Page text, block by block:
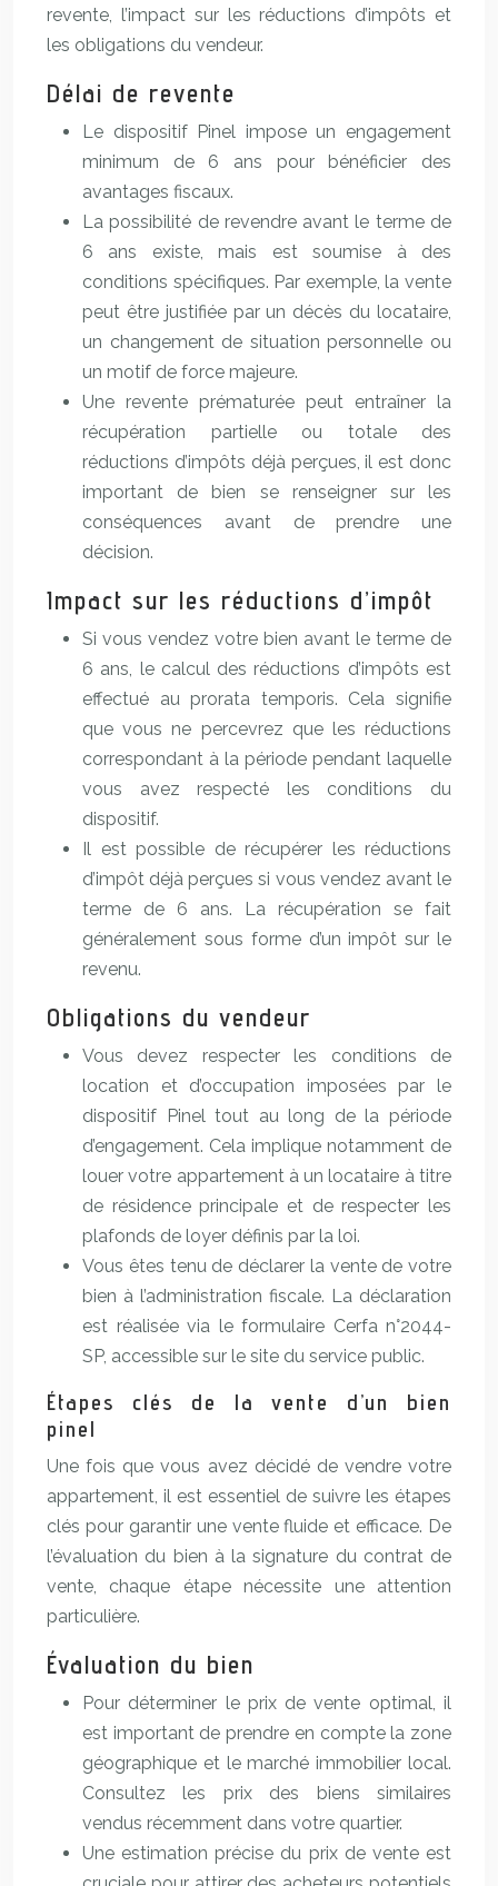
revente, l’impact sur les réductions d’impôts et
les obligations du vendeur.
Délai de revente
Le dispositif Pinel impose un engagement
minimum de 6 ans pour bénéficier des
avantages fiscaux.
La possibilité de revendre avant le terme de
6 ans existe, mais est soumise à des
conditions spécifiques. Par exemple, la vente
peut être justifiée par un décès du locataire,
un changement de situation personnelle ou
un motif de force majeure.
Une revente prématurée peut entraîner la
récupération partielle ou totale des
réductions d’impôts déjà perçues, il est donc
important de bien se renseigner sur les
conséquences avant de prendre une
décision.
Impact sur les réductions d’impôt
Si vous vendez votre bien avant le terme de
6 ans, le calcul des réductions d’impôts est
effectué au prorata temporis. Cela signifie
que vous ne percevrez que les réductions
correspondant à la période pendant laquelle
vous avez respecté les conditions du
dispositif.
Il est possible de récupérer les réductions
d’impôt déjà perçues si vous vendez avant le
terme de 6 ans. La récupération se fait
généralement sous forme d’un impôt sur le
revenu.
Obligations du vendeur
Vous devez respecter les conditions de
location et d’occupation imposées par le
dispositif Pinel tout au long de la période
d’engagement. Cela implique notamment de
louer votre appartement à un locataire à titre
de résidence principale et de respecter les
plafonds de loyer définis par la loi.
Vous êtes tenu de déclarer la vente de votre
bien à l’administration fiscale. La déclaration
est réalisée via le formulaire Cerfa n°2044-
SP, accessible sur le site du service public.
Étapes clés de la vente d’un bien
pinel
Une fois que vous avez décidé de vendre votre
appartement, il est essentiel de suivre les étapes
clés pour garantir une vente fluide et efficace. De
l’évaluation du bien à la signature du contrat de
vente, chaque étape nécessite une attention
particulière.
Évaluation du bien
Pour déterminer le prix de vente optimal, il
est important de prendre en compte la zone
géographique et le marché immobilier local.
Consultez les prix des biens similaires
vendus récemment dans votre quartier.
Une estimation précise du prix de vente est